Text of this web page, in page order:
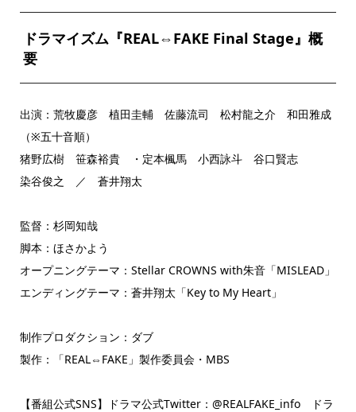
ドラマイズム『REAL⇔FAKE Final Stage』概
要
出演：荒牧慶彦 植田圭輔 佐藤流司 松村龍之介 和田雅成
（※五十音順）
猪野広樹 笹森裕貴 ・定本楓馬 小西詠斗 谷口賢志
染谷俊之 ／ 蒼井翔太
監督：杉岡知哉
脚本：ほさかよう
オープニングテーマ：Stellar CROWNS with朱音「MISLEAD」
エンディングテーマ：蒼井翔太「Key to My Heart」
制作プロダクション：ダブ
製作：「REAL⇔FAKE」製作委員会・MBS
【番組公式SNS】ドラマ公式Twitter：@REALFAKE_info ドラ